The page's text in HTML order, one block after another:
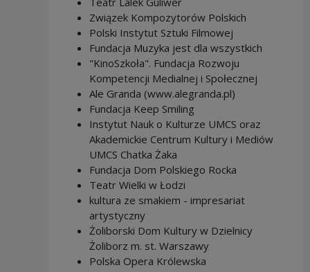
Związek Kompozytorów Polskich
Polski Instytut Sztuki Filmowej
Fundacja Muzyka jest dla wszystkich
"KinoSzkoła". Fundacja Rozwoju
Kompetencji Medialnej i Społecznej
Ale Granda (www.alegranda.pl)
Fundacja Keep Smiling
Instytut Nauk o Kulturze UMCS oraz
Akademickie Centrum Kultury i Mediów
UMCS Chatka Żaka
Fundacja Dom Polskiego Rocka
Teatr Wielki w Łodzi
kultura ze smakiem - impresariat
artystyczny
Żoliborski Dom Kultury w Dzielnicy
Żoliborz m. st. Warszawy
Polska Opera Królewska